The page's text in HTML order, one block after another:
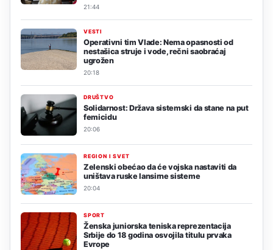
21:44
VESTI
Operativni tim Vlade: Nema opasnosti od
nestašica struje i vode, rečni saobraćaj
ugrožen
20:18
DRUŠTVO
Solidarnost: Država sistemski da stane na put
femicidu
20:06
REGION I SVET
Zelenski obećao da će vojska nastaviti da
uništava ruske lansirne sisteme
20:04
SPORT
Ženska juniorska teniska reprezentacija
Srbije do 18 godina osvojila titulu prvaka
Evrope